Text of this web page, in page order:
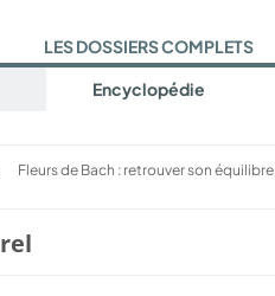
LES DOSSIERS COMPLETS
Encyclopédie
Fleurs de Bach : retrouver son équilibre